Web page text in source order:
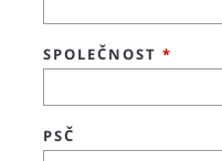
SPOLEČNOST *
PSČ